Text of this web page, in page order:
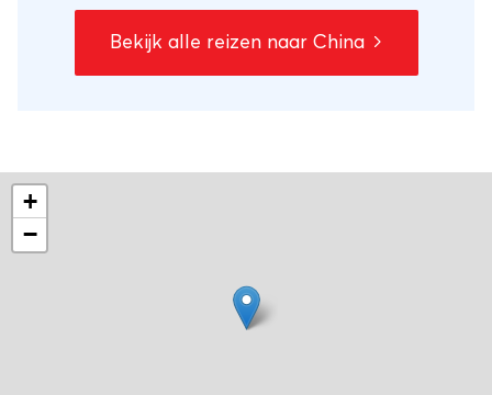
de lokale bevolking en naar de
sprookjesachtige karstbergen bij Yangshuo.
Bekijk alle reizen naar China
+
−